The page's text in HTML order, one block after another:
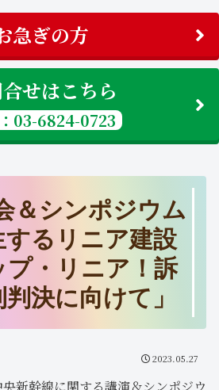
急ぎの方
せはこちら
03-6824-0723
＆シンポジウム
するリニア建設
プ・リニア！訴
決に向けて」
2023.05.27